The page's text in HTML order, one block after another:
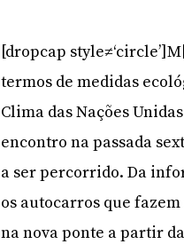
[dropcap
termos de medidas
Clima das Nações
encontro na passada
a ser percorrido. Da
os autocarros que
na nova ponte a partir